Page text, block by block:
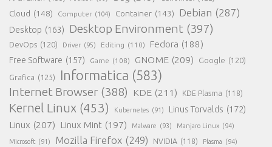
Cloud (148) Computer (104) Container (143) Debian (287)
Desktop (163) Desktop Environment (397)
DevOps (120) Driver (95) Editing (110) Fedora (188)
Free Software (157) Game (108) GNOME (209) Google (120)
Grafica (125) Informatica (583)
Internet Browser (388) KDE (211) KDE Plasma (118)
Kernel Linux (453) Kubernetes (91) Linus Torvalds (172)
Linux (207) Linux Mint (197) Malware (93) Manjaro Linux (94)
Microsoft (91) Mozilla Firefox (249) NVIDIA (118) Plasma (94)